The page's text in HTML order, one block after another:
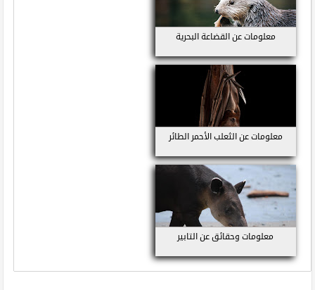
معلومات عن القضاعة البحرية
معلومات عن الثعلب الأحمر الطائر
معلومات وحقائق عن التابير